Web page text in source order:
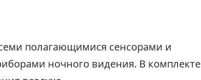
полагающимися сенсорами и
ночного видения. В комплекте